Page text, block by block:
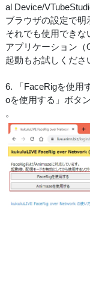
al Device/
ブラウザの設定で明
それでも使用でき
アプリケーション
起動もお試しくださ
6. 「FaceRigを使用
oを使用する」ボタ
。